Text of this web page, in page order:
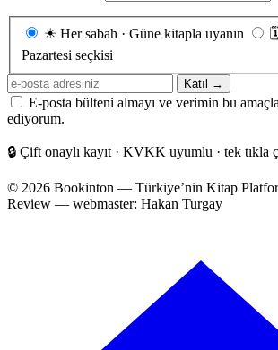
Gönderim
☀ Her sabah · Güne kitapla uyanın
Pazartesi seçkisi
E-
posta
adresiniz
Katıl →
E-posta bülteni almayı ve verimin bu
ediyorum.
🔒 Çift onaylı kayıt · KVKK uyumlu · tek tıkla
© 2026 Bookinton — Türkiye’nin Kitap
Review — webmaster: Hakan Turgay